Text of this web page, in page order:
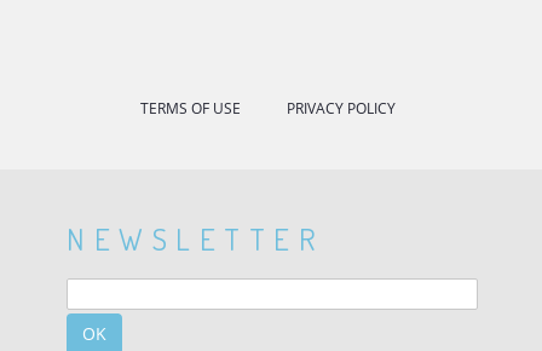
TERMS OF USE PRIVACY POLICY
NEWSLETTER
OK